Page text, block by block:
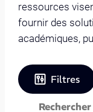
ressources
fournir des
académiques,
Filtres